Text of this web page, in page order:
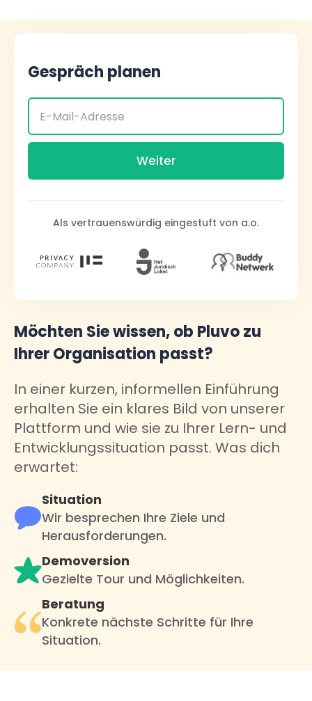
Gespräch planen
Als vertrauenswürdig eingestuft von a.o.
Möchten Sie wissen, ob Pluvo zu
Ihrer Organisation passt?
In einer kurzen, informellen Einführung
erhalten Sie ein klares Bild von unserer
Plattform und wie sie zu Ihrer Lern- und
Entwicklungssituation passt. Was dich
erwartet:
Situation
Wir besprechen Ihre Ziele und
Herausforderungen.
Demoversion
Gezielte Tour und Möglichkeiten.
Beratung
Konkrete nächste Schritte für Ihre
Situation.